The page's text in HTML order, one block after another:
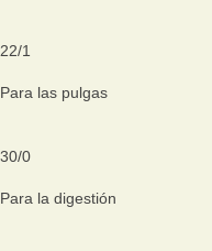
22/1
Para las pulgas
30/0
Para la digestión